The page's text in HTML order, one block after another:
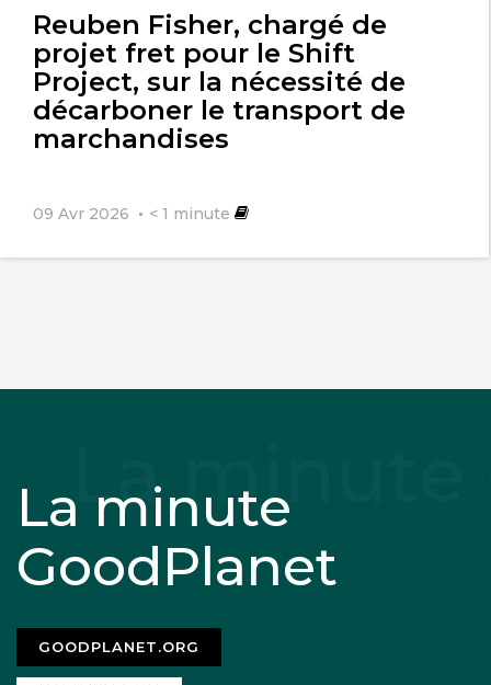
Reuben Fisher, chargé de
projet fret pour le Shift
Project, sur la nécessité de
décarboner le transport de
marchandises
09 Avr 2026 < 1 minute
La minute
GoodPlanet
GOODPLANET.ORG